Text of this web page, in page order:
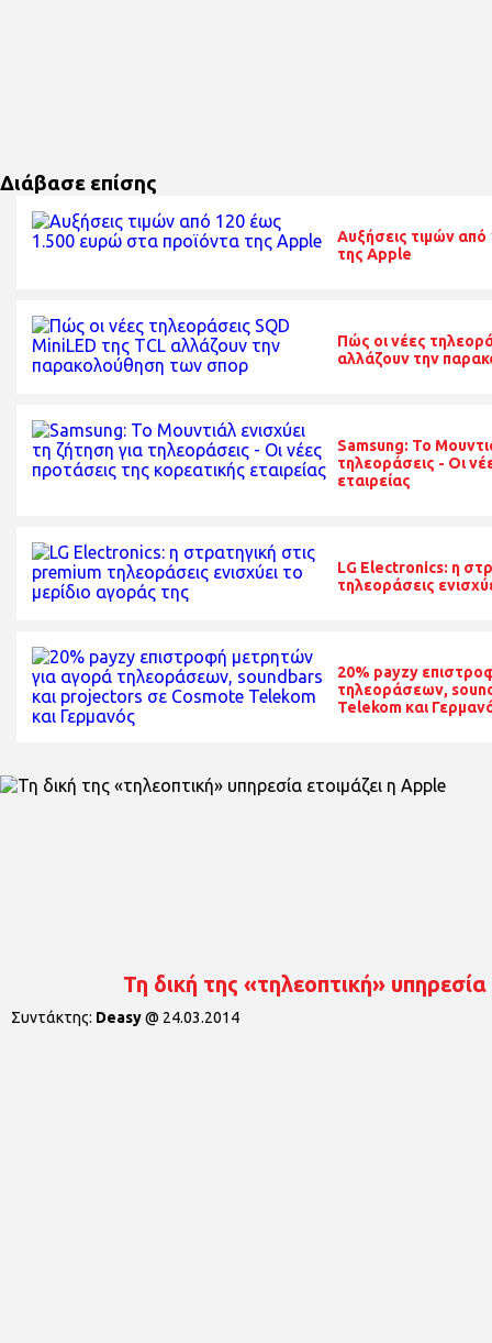
Διάβασε επίσης
Αυξήσεις τιμών
της Apple
Πώς οι νέες
αλλάζουν την
Samsung: Το
τηλεοράσεις - Οι
εταιρείας
LG Electronics: η
τηλεοράσεις
20% payzy
τηλεοράσεων,
Telekom και
Τη δική της «τηλεοπτική»
Συντάκτης: Deasy@ 24.03.2014